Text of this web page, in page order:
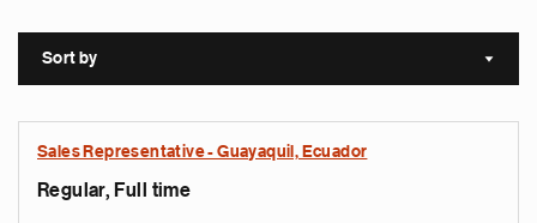
Sort by Sort
Sales Representative - Guayaquil, Ecuador
Regular, Full time